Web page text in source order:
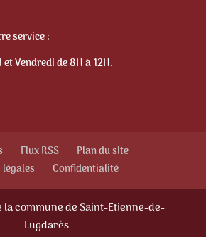
service :
Vendredi de 8H à 12H.
Flux RSS
Plan du site
Confidentialité
la commune de Saint-Etienne-de-
Lugdarès